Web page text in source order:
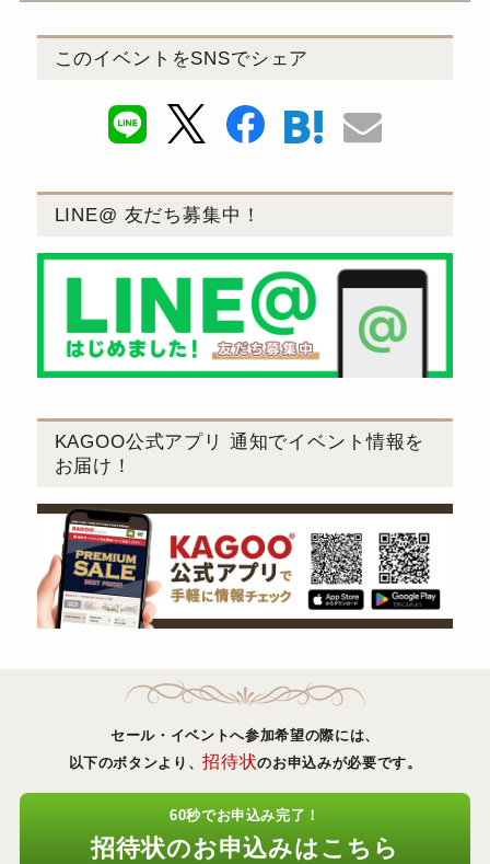
このイベントをSNSでシェア
LINE@ 友だち募集中！
KAGOO公式アプリ 通知でイベント情報を
お届け！
セール・イベントへ参加希望の際には、
以下のボタンより、招待状のお申込みが必要です。
60秒でお申込み完了！
招待状のお申込みはこちら